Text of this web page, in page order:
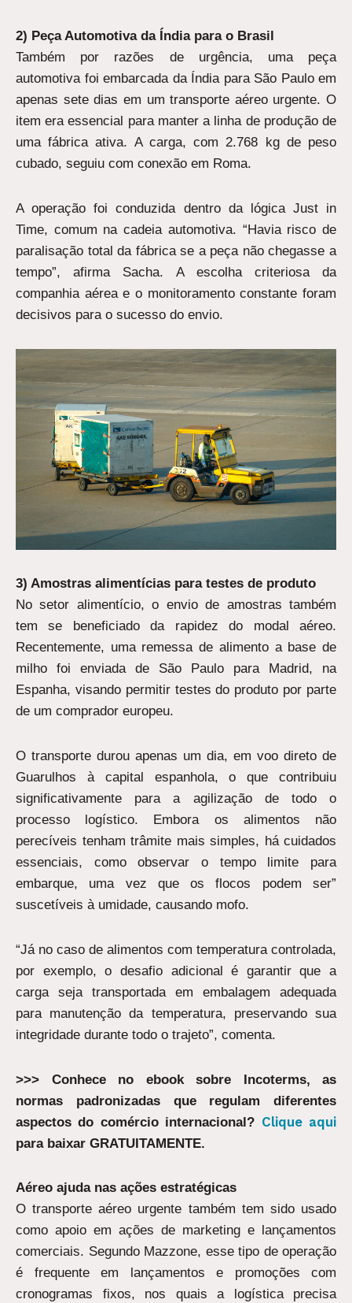
2) Peça Automotiva da Índia para o Brasil
Também por razões de urgência, uma peça
automotiva foi embarcada da Índia para São Paulo em
apenas sete dias em um transporte aéreo urgente. O
item era essencial para manter a linha de produção de
uma fábrica ativa. A carga, com 2.768 kg de peso
cubado, seguiu com conexão em Roma.
A operação foi conduzida dentro da lógica Just in
Time, comum na cadeia automotiva. “Havia risco de
paralisação total da fábrica se a peça não chegasse a
tempo”, afirma Sacha. A escolha criteriosa da
companhia aérea e o monitoramento constante foram
decisivos para o sucesso do envio.
3) Amostras alimentícias para testes de produto
No setor alimentício, o envio de amostras também
tem se beneficiado da rapidez do modal aéreo.
Recentemente, uma remessa de alimento a base de
milho foi enviada de São Paulo para Madrid, na
Espanha, visando permitir testes do produto por parte
de um comprador europeu.
O transporte durou apenas um dia, em voo direto de
Guarulhos à capital espanhola, o que contribuiu
significativamente para a agilização de todo o
processo logístico. Embora os alimentos não
perecíveis tenham trâmite mais simples, há cuidados
essenciais, como observar o tempo limite para
embarque, uma vez que os flocos podem ser”
suscetíveis à umidade, causando mofo.
“Já no caso de alimentos com temperatura controlada,
por exemplo, o desafio adicional é garantir que a
carga seja transportada em embalagem adequada
para manutenção da temperatura, preservando sua
integridade durante todo o trajeto”, comenta.
>>> Conhece no ebook sobre Incoterms, as
normas padronizadas que regulam diferentes
aspectos do comércio internacional? Clique aqui
para baixar GRATUITAMENTE.
Aéreo ajuda nas ações estratégicas
O transporte aéreo urgente também tem sido usado
como apoio em ações de marketing e lançamentos
comerciais. Segundo Mazzone, esse tipo de operação
é frequente em lançamentos e promoções com
cronogramas fixos, nos quais a logística precisa